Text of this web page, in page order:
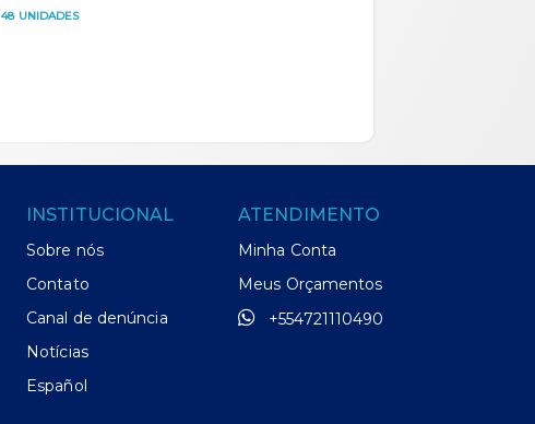
48 UNIDADES
INSTITUCIONAL
Sobre nós
Contato
Canal de denúncia
Notícias
Español
ATENDIMENTO
Minha Conta
Meus Orçamentos
+554721110490